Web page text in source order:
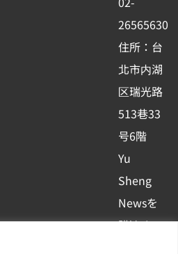
k
-
s
q
u
a
r
e
n
26565630
住所：台
北市内湖
区瑞光路
513巷33
号6階
Yu
Sheng
Newsを
購読する